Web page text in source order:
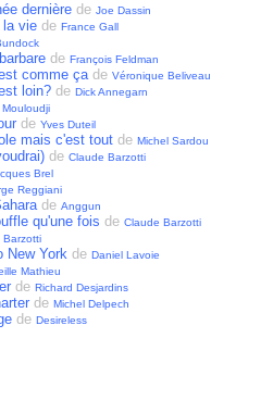
dernière de Joe Dassin
la vie de France Gall
de François Feldman
comme ça de Véronique Beliveau
loin? de Dick Annegarn
Mouloudji
de Yves Duteil
mais c'est tout de Michel Sardou
de Claude Barzotti
Brel
Reggiani
de Anggun
qu'une fois de Claude Barzotti
Barzotti
New York de Daniel Lavoie
Mathieu
de Richard Desjardins
de Michel Delpech
de Desireless